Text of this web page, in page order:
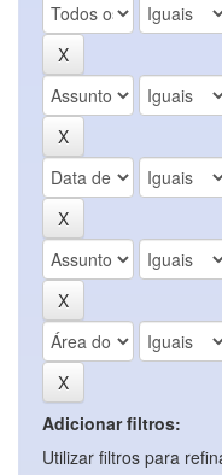
Adicionar filtros:
Utilizar filtros para